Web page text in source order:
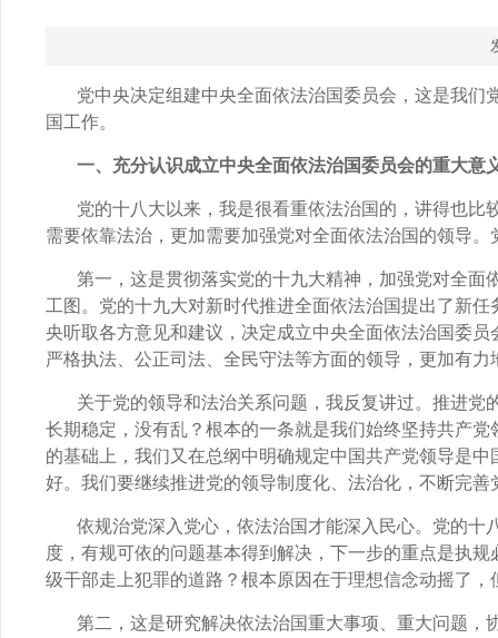
党中央决定组建中央全面依法治国委员会，这是我
国工作。
一、充分认识成立中央全面依法治国委员会的重大意
党的十八大以来，我是很看重依法治国的，讲得也比
需要依靠法治，更加需要加强党对全面依法治国的领导
第一，这是贯彻落实党的十九大精神，加强党对全
工图。党的十九大对新时代推进全面依法治国提出了新任
央听取各方意见和建议，决定成立中央全面依法治国委
严格执法、公正司法、全民守法等方面的领导，更加有
关于党的领导和法治关系问题，我反复讲过。推进
长期稳定，没有乱？根本的一条就是我们始终坚持共产
的基础上，我们又在总纲中明确规定中国共产党领导是
好。我们要继续推进党的领导制度化、法治化，不断完
依规治党深入党心，依法治国才能深入民心。党的十
度，有规可依的问题基本得到解决，下一步的重点是执
级干部走上犯罪的道路？根本原因在于理想信念动摇了
第二，这是研究解决依法治国重大事项、重大问题